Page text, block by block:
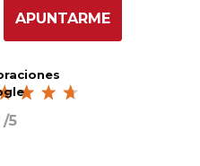
APUNTARME
/5